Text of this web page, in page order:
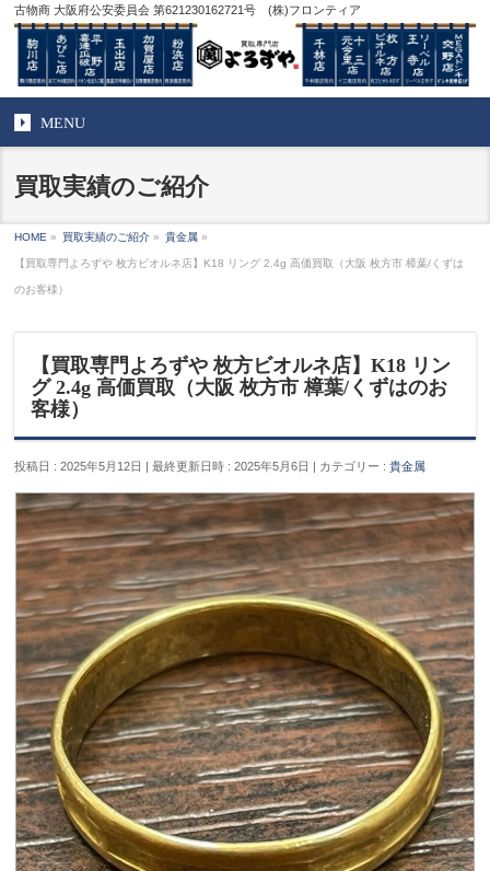
古物商 大阪府公安委員会 第621230162721号 (株)フロンティア
MENU
買取実績のご紹介
HOME » 買取実績のご紹介 » 貴金属 »
【買取専門よろずや 枚方ビオルネ店】K18 リング 2.4g 高価買取（大阪 枚方市 樟葉/くずは
のお客様）
【買取専門よろずや 枚方ビオルネ店】K18 リン
グ 2.4g 高価買取（大阪 枚方市 樟葉/くずはのお
客様）
投稿日 : 2025年5月12日 最終更新日時 : 2025年5月6日 カテゴリー :貴金属